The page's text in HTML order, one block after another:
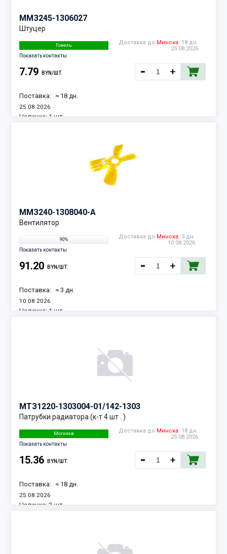
ММЗ245-1306027
Штуцер
Гомель
Показать контакты
Доставка до Минска: 18 дн.
25.08.2026
7.79 BYN/ШТ.
Поставка: ≈ 18 дн.
25.08.2026
Наличие: 1 шт.
ММЗ240-1308040-А
Вентилятор
90%
Показать контакты
Доставка до Минска: 3 дн.
10.08.2026
91.20 BYN/ШТ.
Поставка: ≈ 3 дн.
10.08.2026
Наличие: 1 шт.
МТЗ1220-1303004-01/142-1303
Патрубки радиатора (к-т 4 шт . )
Могилев
Показать контакты
Доставка до Минска: 18 дн.
25.08.2026
15.36 BYN/ШТ.
Поставка: ≈ 18 дн.
25.08.2026
Наличие: 3 шт.